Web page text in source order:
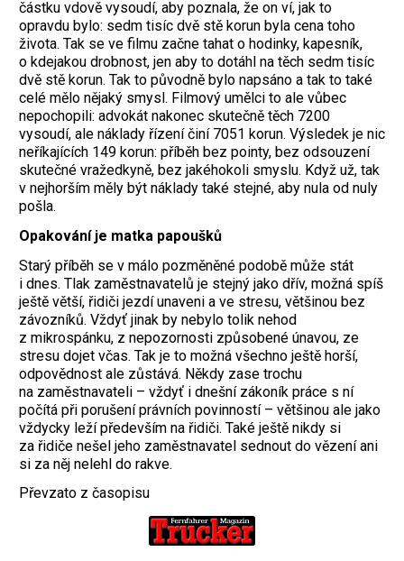
částku vdově vysoudí, aby poznala, že on ví, jak to
opravdu bylo: sedm tisíc dvě stě korun byla cena toho
života. Tak se ve filmu začne tahat o hodinky, kapesník,
o kdejakou drobnost, jen aby to dotáhl na těch sedm tisíc
dvě stě korun. Tak to původně bylo napsáno a tak to také
celé mělo nějaký smysl. Filmový umělci to ale vůbec
nepochopili: advokát nakonec skutečně těch 7200
vysoudí, ale náklady řízení činí 7051 korun. Výsledek je nic
neříkajících 149 korun: příběh bez pointy, bez odsouzení
skutečné vražedkyně, bez jakéhokoli smyslu. Když už, tak
v nejhorším měly být náklady také stejné, aby nula od nuly
pošla.
Opakování je matka papoušků
Starý příběh se v málo pozměněné podobě může stát
i dnes. Tlak zaměstnavatelů je stejný jako dřív, možná spíš
ještě větší, řidiči jezdí unaveni a ve stresu, většinou bez
závozníků. Vždyť jinak by nebylo tolik nehod
z mikrospánku, z nepozornosti způsobené únavou, ze
stresu dojet včas. Tak je to možná všechno ještě horší,
odpovědnost ale zůstává. Někdy zase trochu
na zaměstnavateli – vždyť i dnešní zákoník práce s ní
počítá při porušení právních povinností – většinou ale jako
vždycky leží především na řidiči. Také ještě nikdy si
za řidiče nešel jeho zaměstnavatel sednout do vězení ani
si za něj nelehl do rakve.
Převzato z časopisu